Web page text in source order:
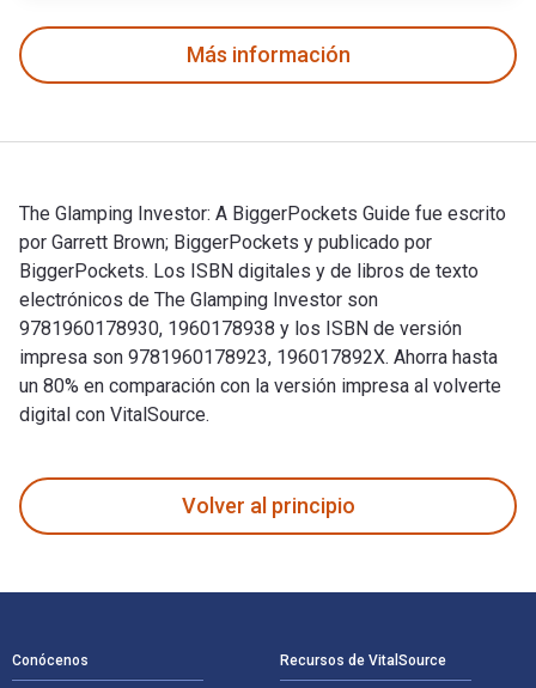
Más información
The Glamping Investor: A BiggerPockets Guide fue escrito
por Garrett Brown; BiggerPockets y publicado por
BiggerPockets. Los ISBN digitales y de libros de texto
electrónicos de The Glamping Investor son
9781960178930, 1960178938 y los ISBN de versión
impresa son 9781960178923, 196017892X. Ahorra hasta
un 80% en comparación con la versión impresa al volverte
digital con VitalSource.
Volver al principio
Conócenos Recursos de VitalSource